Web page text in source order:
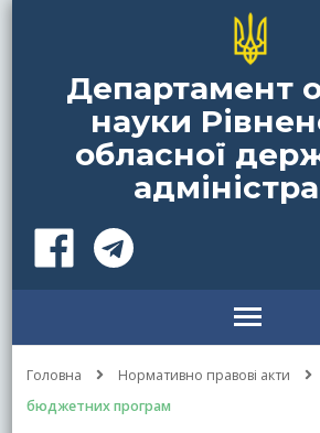
Департамент
науки
обласної
Головна Нормативно правові акти
бюджетних програм